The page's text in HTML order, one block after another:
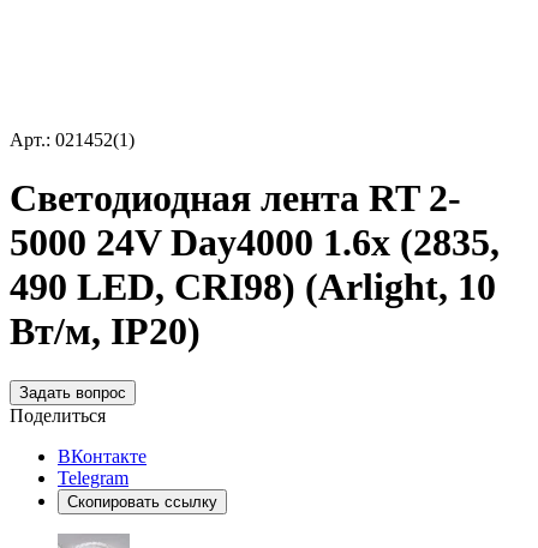
Арт.: 021452(1)
Светодиодная лента RT 2-
5000 24V Day4000 1.6x (2835,
490 LED, CRI98) (Arlight, 10
Вт/м, IP20)
Задать вопрос
Поделиться
ВКонтакте
Telegram
Скопировать ссылку